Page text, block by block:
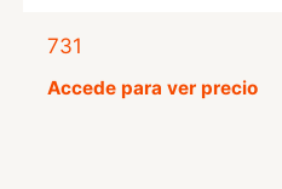
731
Accede para ver precio